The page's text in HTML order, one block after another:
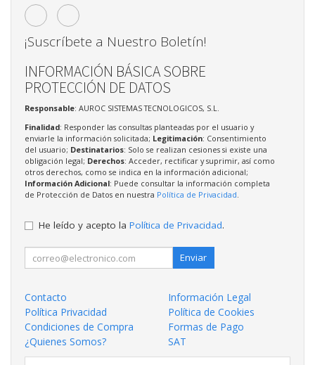
¡Suscríbete a Nuestro Boletín!
INFORMACIÓN BÁSICA SOBRE
PROTECCIÓN DE DATOS
Responsable: AUROC SISTEMAS TECNOLOGICOS, S.L.
Finalidad: Responder las consultas planteadas por el usuario y
enviarle la información solicitada; Legitimación: Consentimiento
del usuario; Destinatarios: Solo se realizan cesiones si existe una
obligación legal; Derechos: Acceder, rectificar y suprimir, así como
otros derechos, como se indica en la información adicional;
Información Adicional: Puede consultar la información completa
de Protección de Datos en nuestra Política de Privacidad
He leído y acepto la Política de Privacidad.
Enviar
Contacto
Información Legal
Política Privacidad
Política de Cookies
Condiciones de Compra
Formas de Pago
¿Quienes Somos?
SAT